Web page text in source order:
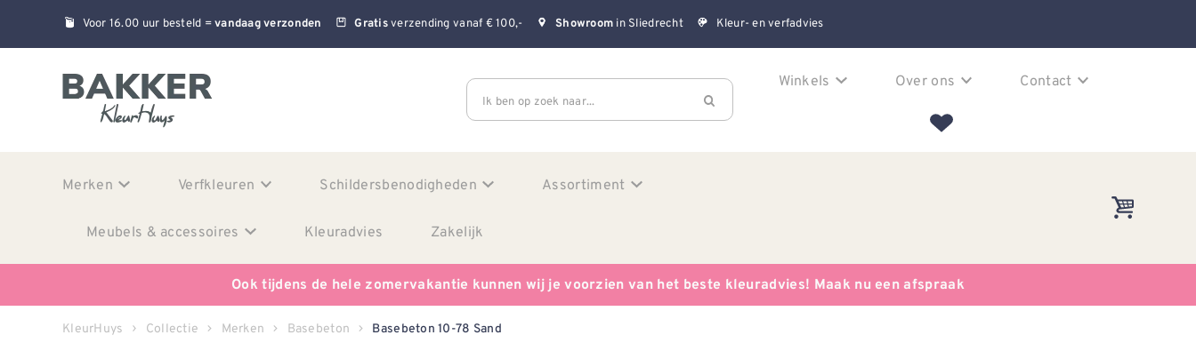
Voor 16.00 uur besteld =vandaag verzonden Gratisverzending vanaf € 100,- Showroom in Sliedrecht Kleur- en verfadvies
Ik ben op zoek naar...
Winkels Over ons Contact
Merken Verfkleuren Schildersbenodigheden Assortiment
Meubels & accessoires Kleuradvies Zakelijk
Ook tijdens de hele zomervakantie kunnen wij je voorzien van het beste kleuradvies! Maak nu een afspraak
KleurHuys Collectie Merken Basebeton Basebeton 10-78 Sand